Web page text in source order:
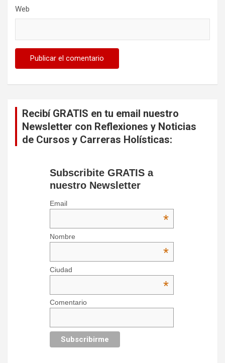
Web
Recibí GRATIS en tu email nuestro
Newsletter con Reflexiones y Noticias
de Cursos y Carreras Holísticas:
Subscribite GRATIS a
nuestro Newsletter
Email
*
Nombre
*
Ciudad
*
Comentario